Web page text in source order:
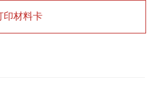
印材料卡